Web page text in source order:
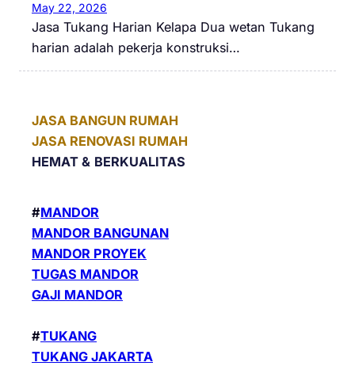
May 22, 2026
Jasa Tukang Harian Kelapa Dua wetan Tukang
harian adalah pekerja konstruksi…
JASA BANGUN RUMAH
JASA RENOVASI RUMAH
HEMAT & BERKUALITAS
#MANDOR
MANDOR BANGUNAN
MANDOR PROYEK
TUGAS MANDOR
GAJI MANDOR
#TUKANG
TUKANG JAKARTA